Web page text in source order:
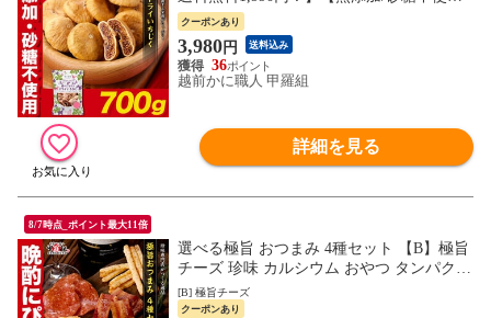
用】完熟ドライいちじく700g イチジク ド
ライフルーツ 無花果 食物繊維 朝食 業務用
健康 おやつ
クーポンあり
3,980円 送料込み
36
越前かに職人 甲羅組
詳細を見る
8/7時点_ポイント最大11倍
選べる極旨 おつまみ 4種セット 【B】極旨
チーズ 珍味 カルシウム おやつ タンパク質
酒のつまみ お酒 パーティー ワイン ビール
おつまみ
[B] 極旨チーズ
クーポンあり